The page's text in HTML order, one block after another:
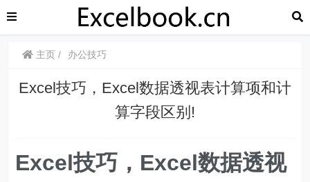
主页 办公技巧
Excel技巧，Excel数据透视表计算项和计
算字段区别!
Excel技巧， Excel数据透视